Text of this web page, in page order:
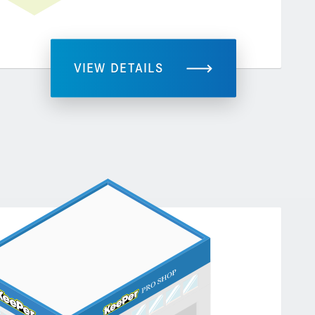
VIEW DETAILS